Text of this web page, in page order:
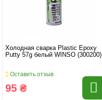
Холодная сварка Plastic Epoxy
Putty 57g белый WINSO (300200)
Оставить отзыв
95 ₴